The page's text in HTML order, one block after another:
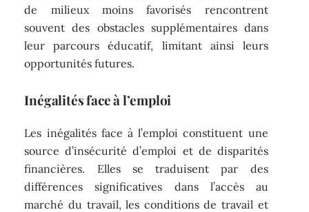
de milieux moins favorisés rencontrent
souvent des obstacles supplémentaires dans
leur parcours éducatif, limitant ainsi leurs
opportunités futures.
Inégalités face à l’emploi
Les inégalités face à l’emploi constituent une
source d’insécurité d’emploi et de disparités
financières. Elles se traduisent par des
différences significatives dans l’accès au
marché du travail, les conditions de travail et